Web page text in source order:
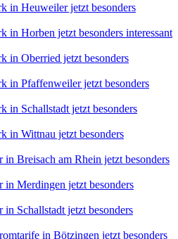
in Heuweiler jetzt besonders
in Horben jetzt besonders interessant
in Oberried jetzt besonders
in Pfaffenweiler jetzt besonders
in Schallstadt jetzt besonders
in Wittnau jetzt besonders
in Breisach am Rhein jetzt besonders
in Merdingen jetzt besonders
in Schallstadt jetzt besonders
in Bötzingen jetzt besonders